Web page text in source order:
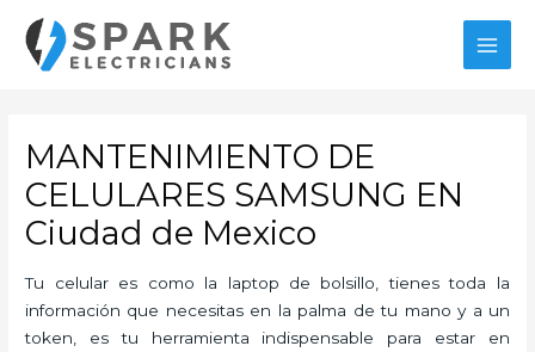
contenido
MANTENIMIENTO DE
CELULARES SAMSUNG EN
Ciudad de Mexico
Tu celular es como la laptop de bolsillo, tienes toda la
información que necesitas en la palma de tu mano y a un
token, es tu herramienta indispensable para estar en